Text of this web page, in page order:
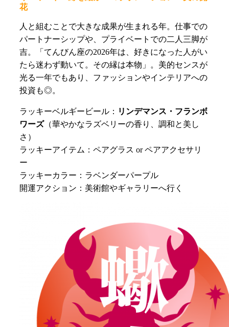
花
人と組むことで大きな成果が生まれる年。仕事での
パートナーシップや、プライベートでの二人三脚が
吉。「てんびん座の2026年は、好きになった人がい
たら迷わず動いて。その縁は本物」。美的センスが
光る一年でもあり、ファッションやインテリアへの
投資も◎。
ラッキーベルギービール： リンデマンス・フランボ
ワーズ（華やかなラズベリーの香り、調和と美し
さ）
ラッキーアイテム：ペアグラス or ペアアクセサリ
ー
ラッキーカラー：ラベンダーパープル
開運アクション：美術館やギャラリーへ行く